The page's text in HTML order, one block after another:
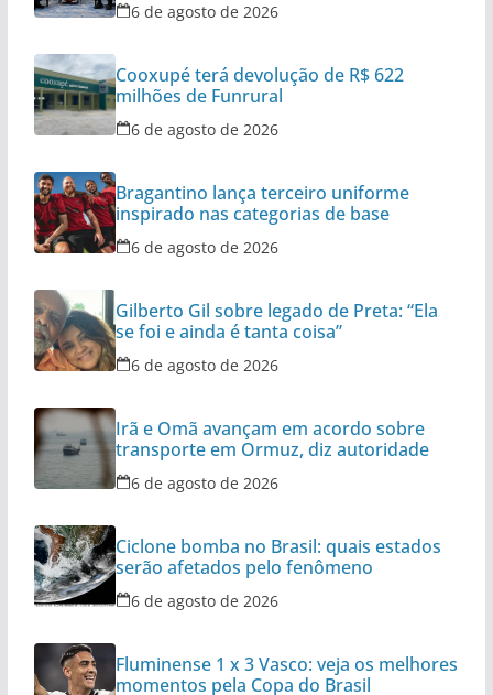
6 de agosto de 2026
Cooxupé terá devolução de R$ 622
milhões de Funrural
6 de agosto de 2026
Bragantino lança terceiro uniforme
inspirado nas categorias de base
6 de agosto de 2026
Gilberto Gil sobre legado de Preta: “Ela
se foi e ainda é tanta coisa”
6 de agosto de 2026
Irã e Omã avançam em acordo sobre
transporte em Ormuz, diz autoridade
6 de agosto de 2026
Ciclone bomba no Brasil: quais estados
serão afetados pelo fenômeno
6 de agosto de 2026
Fluminense 1 x 3 Vasco: veja os melhores
momentos pela Copa do Brasil